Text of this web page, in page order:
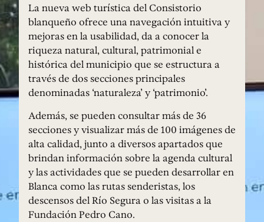
La nueva web turística del Consistorio
blanqueño ofrece una navegación intuitiva y
mejoras en la usabilidad, da a conocer la
riqueza natural, cultural, patrimonial e
histórica del municipio que se estructura a
través de dos secciones principales
denominadas ‘naturaleza’ y ‘patrimonio’.
Además, se pueden consultar más de 36
secciones y visualizar más de 100 imágenes de
alta calidad, junto a diversos apartados que
brindan información sobre la agenda cultural
y las actividades que se pueden desarrollar en
Blanca como las rutas senderistas, los
descensos del Río Segura o las visitas a la
Fundación Pedro Cano.